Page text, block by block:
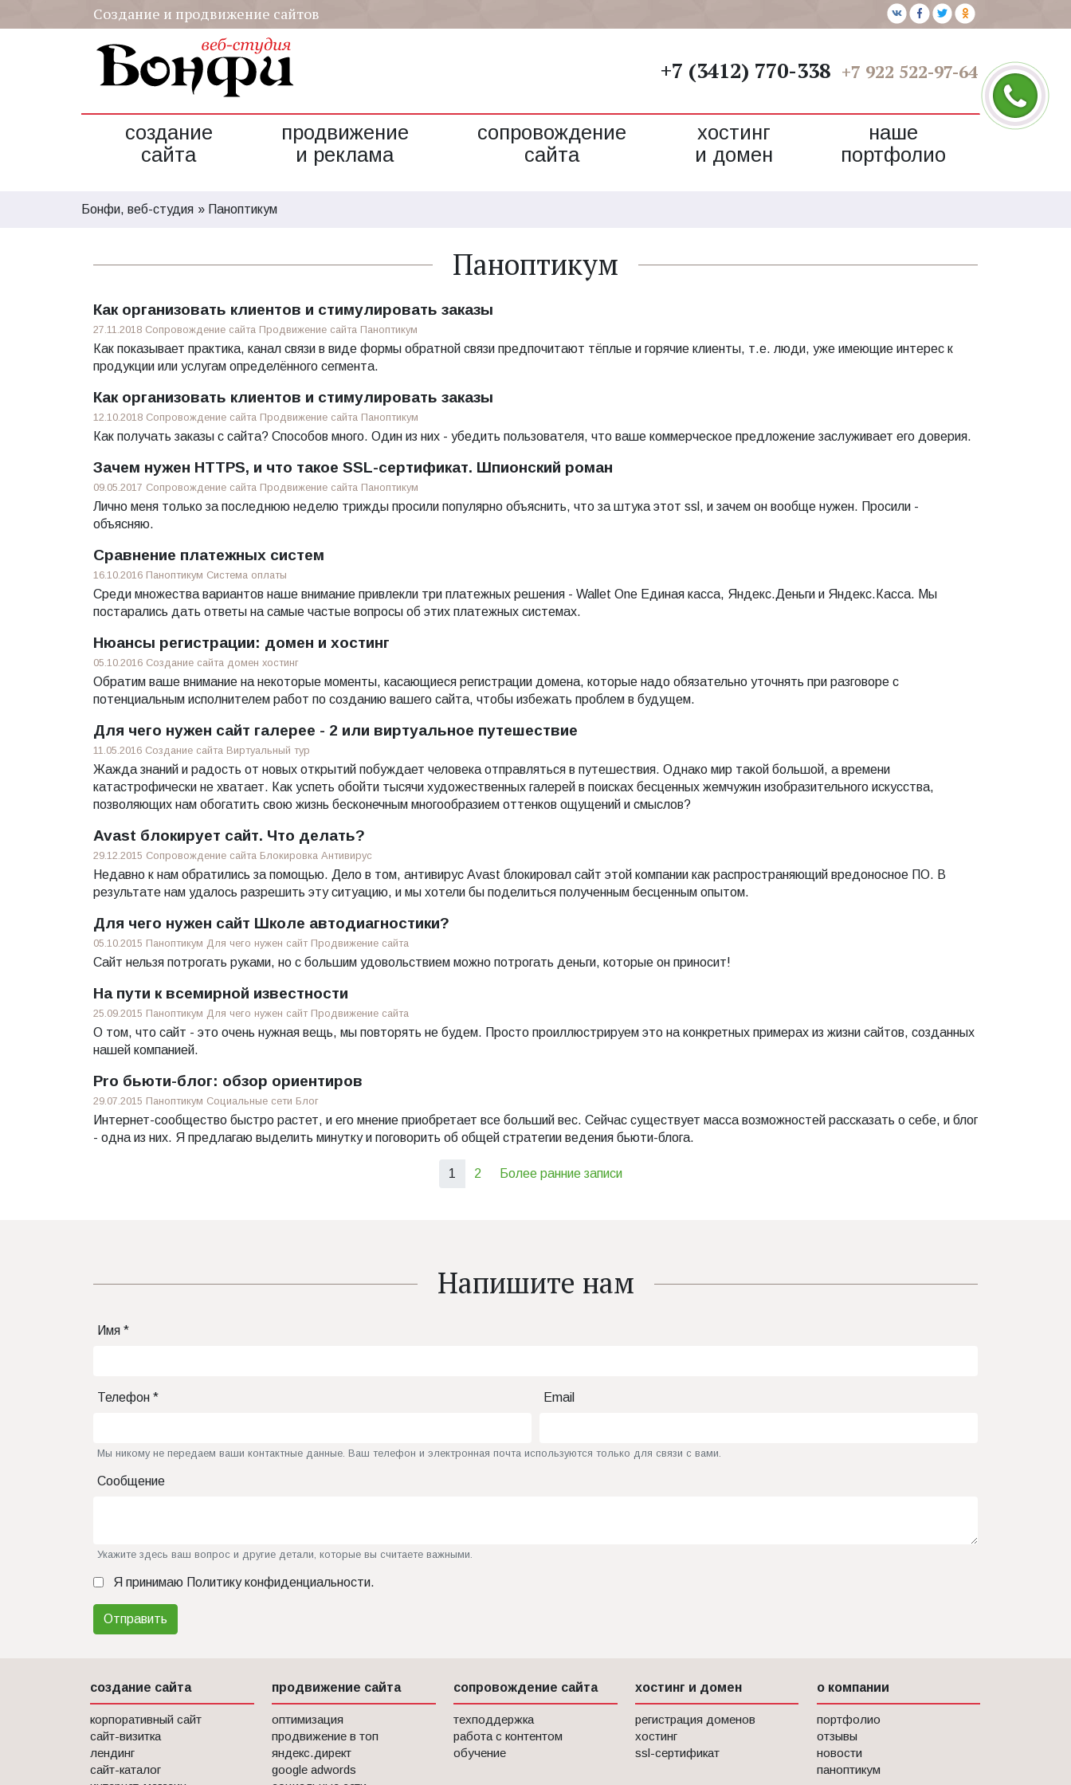
Создание и продвижение сайтов
+7 (3412) 770-338 +7 922 522-97-64
создание
сайта
продвижение
и реклама
сопровождение
сайта
хостинг
и домен
наше
портфолио
Бонфи, веб-студия Паноптикум
Паноптикум
Как организовать клиентов и стимулировать заказы
27.11.2018 Сопровождение сайта Продвижение сайта Паноптикум
Как показывает практика, канал связи в виде формы обратной связи предпочитают тёплые и горячие клиенты, т.е. люди, уже имеющие интерес к
продукции или услугам определённого сегмента.
Как организовать клиентов и стимулировать заказы
12.10.2018 Сопровождение сайта Продвижение сайта Паноптикум
Как получать заказы с сайта? Способов много. Один из них - убедить пользователя, что ваше коммерческое предложение заслуживает его доверия.
Зачем нужен HTTPS, и что такое SSL-сертификат. Шпионский роман
09.05.2017 Сопровождение сайта Продвижение сайта Паноптикум
Лично меня только за последнюю неделю трижды просили популярно объяснить, что за штука этот ssl, и зачем он вообще нужен. Просили -
объясняю.
Сравнение платежных систем
16.10.2016 Паноптикум Система оплаты
Среди множества вариантов наше внимание привлекли три платежных решения - Wallet One Единая касса, Яндекс.Деньги и Яндекс.Касса. Мы
постарались дать ответы на самые частые вопросы об этих платежных системах.
Нюансы регистрации: домен и хостинг
05.10.2016 Создание сайта домен хостинг
Обратим ваше внимание на некоторые моменты, касающиеся регистрации домена, которые надо обязательно уточнять при разговоре с
потенциальным исполнителем работ по созданию вашего сайта, чтобы избежать проблем в будущем.
Для чего нужен сайт галерее - 2 или виртуальное путешествие
11.05.2016 Создание сайта Виртуальный тур
Жажда знаний и радость от новых открытий побуждает человека отправляться в путешествия. Однако мир такой большой, а времени
катастрофически не хватает. Как успеть обойти тысячи художественных галерей в поисках бесценных жемчужин изобразительного искусства,
позволяющих нам обогатить свою жизнь бесконечным многообразием оттенков ощущений и смыслов?
Avast блокирует сайт. Что делать?
29.12.2015 Сопровождение сайта Блокировка Антивирус
Недавно к нам обратились за помощью. Дело в том, антивирус Avast блокировал сайт этой компании как распространяющий вредоносное ПО. В
результате нам удалось разрешить эту ситуацию, и мы хотели бы поделиться полученным бесценным опытом.
Для чего нужен сайт Школе автодиагностики?
05.10.2015 Паноптикум Для чего нужен сайт Продвижение сайта
Сайт нельзя потрогать руками, но с большим удовольствием можно потрогать деньги, которые он приносит!
На пути к всемирной известности
25.09.2015 Паноптикум Для чего нужен сайт Продвижение сайта
О том, что сайт - это очень нужная вещь, мы повторять не будем. Просто проиллюстрируем это на конкретных примерах из жизни сайтов, созданных
нашей компанией.
Pro бьюти-блог: обзор ориентиров
29.07.2015 Паноптикум Социальные сети Блог
Интернет-сообщество быстро растет, и его мнение приобретает все больший вес. Сейчас существует масса возможностей рассказать о себе, и блог
- одна из них. Я предлагаю выделить минутку и поговорить об общей стратегии ведения бьюти-блога.
1 (current)
2 Более ранние записи
Напишите нам
Имя *
Телефон * Email
Мы никому не передаем ваши контактные данные. Ваш телефон и электронная почта используются только для связи с вами.
Сообщение
Укажите здесь ваш вопрос и другие детали, которые вы считаете важными.
Я принимаю Политику конфиденциальности.
Отправить
создание сайта продвижение сайта сопровождение сайта хостинг и домен о компании
корпоративный сайт
сайт-визитка
лендинг
сайт-каталог
оптимизация
продвижение в топ
яндекс.директ
google adwords
техподдержка
работа с контентом
обучение
регистрация доменов
хостинг
ssl-сертификат
портфолио
отзывы
новости
паноптикум